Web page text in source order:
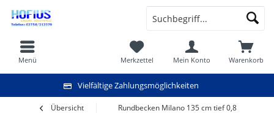
Vielfältige Zahlungsmöglichkeiten
Warenkorb
Merkzettel Mein Konto
Menü
Übersicht Rundbecken Milano 135 cm tief 0,8 mm